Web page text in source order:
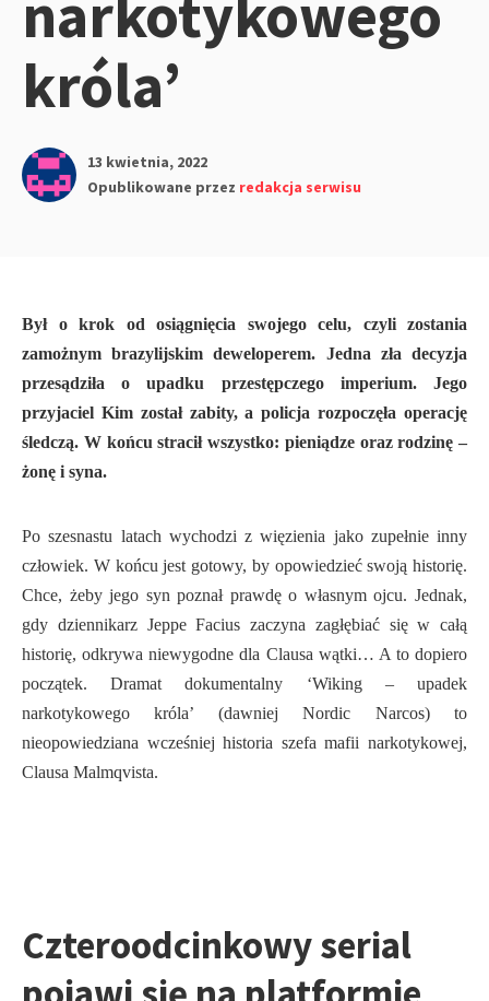
króla’
13 kwietnia, 2022
Opublikowane przez redakcja serwisu
Był o krok od osiągnięcia swojego celu, czyli zostania
zamożnym brazylijskim deweloperem. Jedna zła decyzja
przesądziła o upadku przestępczego imperium. Jego
przyjaciel Kim został zabity, a policja rozpoczęła operację
śledczą. W końcu stracił wszystko: pieniądze oraz rodzinę –
żonę i syna.
Po szesnastu latach wychodzi z więzienia jako zupełnie inny
człowiek. W końcu jest gotowy, by opowiedzieć swoją historię.
Chce, żeby jego syn poznał prawdę o własnym ojcu. Jednak,
gdy dziennikarz Jeppe Facius zaczyna zagłębiać się w całą
historię, odkrywa niewygodne dla Clausa wątki… A to dopiero
początek. Dramat dokumentalny ‘Wiking – upadek
narkotykowego króla’ (dawniej Nordic Narcos) to
nieopowiedziana wcześniej historia szefa mafii narkotykowej,
Clausa Malmqvista.
Czteroodcinkowy serial